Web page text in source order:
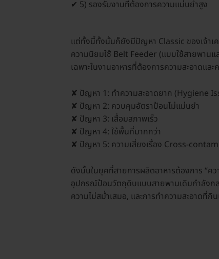
✔ 5) รองรับงานที่ต้องการความแม่นยำสูง
แต่ทั้งนี้ทั้งนั้นก็ยังมีปัญหา Classic ของเจ้าเ
ความนิยมใช้ Belt Feeder (แบบใช้สายพาน
เฉพาะในงานอาหารที่ต้องการความสะอาดแล
✘ ปัญหา 1: ทำความสะอาดยาก (Hygiene
✘ ปัญหา 2: ควบคุมอัตราป้อนไม่แม่นยำ
✘ ปัญหา 3: เสื่อมสภาพเร็ว
✘ ปัญหา 4: ใช้พื้นที่มากกว่า
✘ ปัญหา 5: ความเสี่ยงเรื่อง Cross-
ดังนั้นในยุคที่สายการผลิตอาหารต้องการ “คว
อุปกรณ์ป้อนวัตถุดิบแบบสายพานเดิมกำลังก
ความไม่สม่ำเสมอ, และการทำความสะอาดที่กิ